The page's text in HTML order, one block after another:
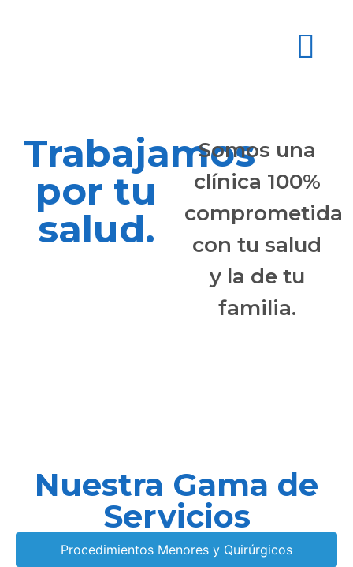
Trabajamos
por tu
salud.
Somos una
clínica 100%
comprometida
con tu salud
y la de tu
familia.
Nuestra Gama de
Servicios
Procedimientos Menores y Quirúrgicos